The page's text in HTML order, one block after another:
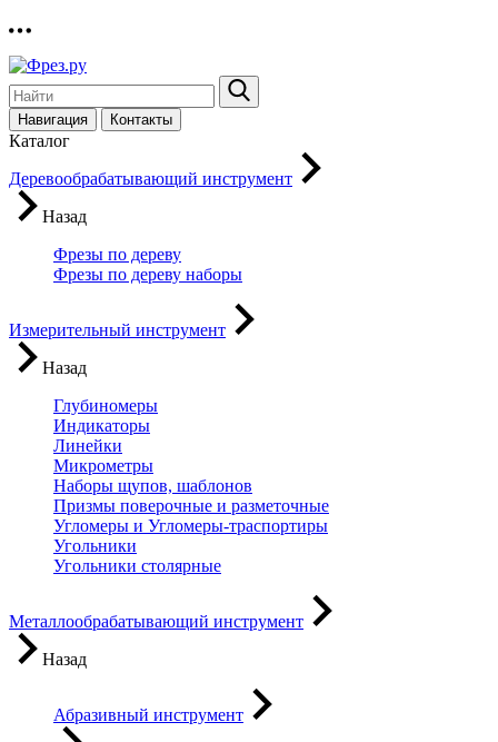
Навигация Контакты
Каталог
Деревообрабатывающий инструмент
Назад
Фрезы по дереву
Фрезы по дереву наборы
Измерительный инструмент
Назад
Глубиномеры
Индикаторы
Линейки
Микрометры
Наборы щупов, шаблонов
Призмы поверочные и разметочные
Угломеры и Угломеры-траспортиры
Угольники
Угольники столярные
Металлообрабатывающий инструмент
Назад
Абразивный инструмент